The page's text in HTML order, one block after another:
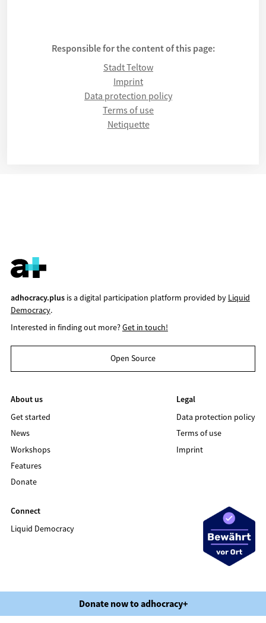
Responsible for the content of this page:
Stadt Teltow
Imprint
Data protection policy
Terms of use
Netiquette
adhocracy.plusis a digital participation platform provided by Liquid
Democracy.
Interested in finding out more?Get in touch!
Open Source
About us
Get started
News
Workshops
Features
Donate
Legal
Data protection policy
Terms of use
Imprint
Connect
Liquid Democracy
©2020 LIQUID DEMOCRACY
Data protection policy
Terms of use Imprint
Donate now to adhocracy+